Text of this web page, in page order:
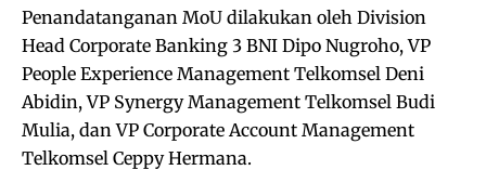
Penandatanganan MoU dilakukan oleh Division
Head Corporate Banking 3 BNI Dipo Nugroho, VP
People Experience Management Telkomsel Deni
Abidin, VP Synergy Management Telkomsel Budi
Mulia, dan VP Corporate Account Management
Telkomsel Ceppy Hermana.